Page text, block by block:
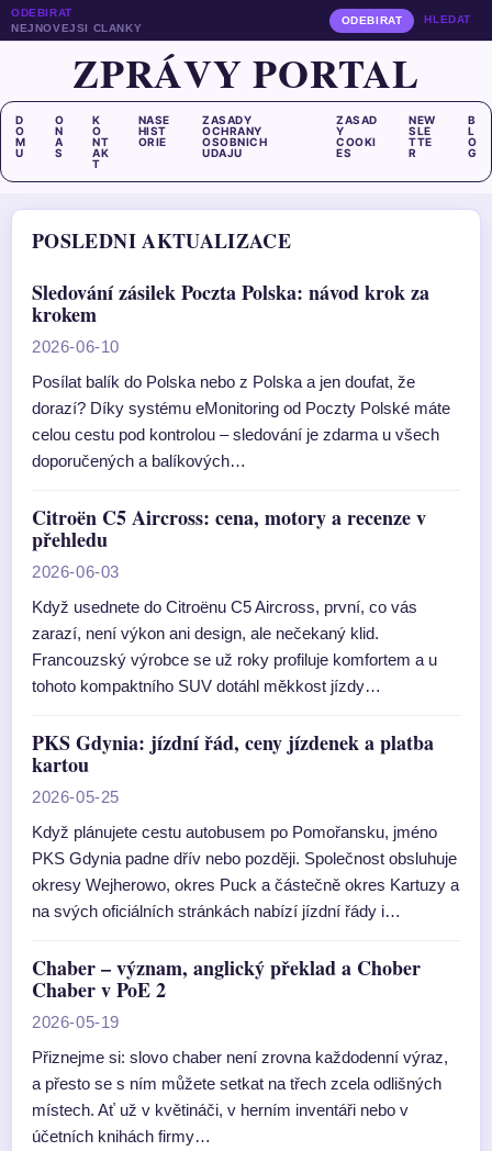
ODEBIRAT
NEJNOVEJSI CLANKY
ODEBIRAT HLEDAT
ZPRÁVY PORTAL
D
O
M
U
O
N
A
S
K
O
NT
AK
T
NASE
HIST
ORIE
ZASADY
OCHRANY
OSOBNICH
UDAJU
ZASAD
Y
COOKI
ES
NEW
SLE
TTE
R
B
L
O
G
POSLEDNI AKTUALIZACE
Sledování zásilek Poczta Polska: návod krok za
krokem
2026-06-10
Posílat balík do Polska nebo z Polska a jen doufat, že
dorazí? Díky systému eMonitoring od Poczty Polské máte
celou cestu pod kontrolou – sledování je zdarma u všech
doporučených a balíkových…
Citroën C5 Aircross: cena, motory a recenze v
přehledu
2026-06-03
Když usednete do Citroënu C5 Aircross, první, co vás
zarazí, není výkon ani design, ale nečekaný klid.
Francouzský výrobce se už roky profiluje komfortem a u
tohoto kompaktního SUV dotáhl měkkost jízdy…
PKS Gdynia: jízdní řád, ceny jízdenek a platba
kartou
2026-05-25
Když plánujete cestu autobusem po Pomořansku, jméno
PKS Gdynia padne dřív nebo později. Společnost obsluhuje
okresy Wejherowo, okres Puck a částečně okres Kartuzy a
na svých oficiálních stránkách nabízí jízdní řády i…
Chaber – význam, anglický překlad a Chober
Chaber v PoE 2
2026-05-19
Přiznejme si: slovo chaber není zrovna každodenní výraz,
a přesto se s ním můžete setkat na třech zcela odlišných
místech. Ať už v květináči, v herním inventáři nebo v
účetních knihách firmy…